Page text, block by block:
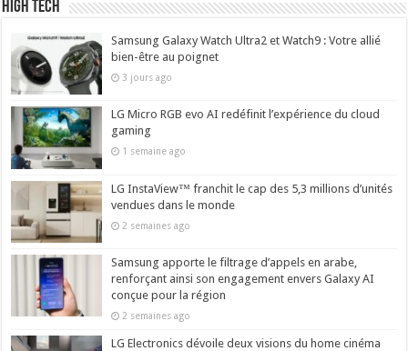
High Tech
Samsung Galaxy Watch Ultra2 et Watch9 : Votre allié
bien-être au poignet
3 jours ago
LG Micro RGB evo AI redéfinit l’expérience du cloud
gaming
1 semaine ago
LG InstaView™ franchit le cap des 5,3 millions d’unités
vendues dans le monde
2 semaines ago
Samsung apporte le filtrage d’appels en arabe,
renforçant ainsi son engagement envers Galaxy AI
conçue pour la région
2 semaines ago
LG Electronics dévoile deux visions du home cinéma